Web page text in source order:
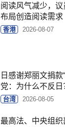
阅读风气减少，
布局创造阅读需求
香港 2026-08-07
日感谢郑丽文捐款
党：为什么不反日
台湾 2026-08-05
最高法、中央组